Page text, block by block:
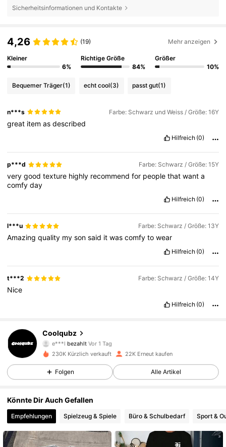
Sicherheitsinformationen und Kontakte
4,26 (19) Mehr anzeigen
Kleiner
6%
Richtige Größe
84%
Größer
10%
Bequemer Träger(1) echt cool(3) passt gut(1)
n***s Farbe: Schwarz und Weiss / Größe: 16Y
great itemasdescribed
Hilfreich (0)
p***d Farbe: Schwarz / Größe: 15Y
verygoodtexture highly recommendfor peoplethatwanta
comfyday
Hilfreich (0)
l***u Farbe: Schwarz / Größe: 13Y
Amazingquality mysonsaid itwascomfytowear
Hilfreich (0)
t***2 Farbe: Schwarz / Größe: 14Y
Nice
Hilfreich (0)
Coolqubz
4,76
19K Follower
e***l bezahlt Vor 1 Tag
Vor 9 Stunden gefolgt
4,76 19K Follower
4,76 19K Follower
19K Follower
230K Kürzlich verkauft 22K Erneut kaufen
Folgen Alle Artikel
Könnte Dir Auch Gefallen
Empfehlungen Spielzeug & Spiele Büro & Schulbedarf Sport &